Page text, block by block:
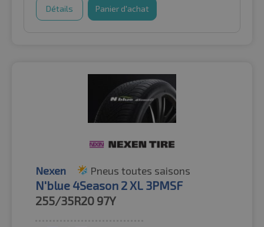
Détails Panier d'achat
Nexen Pneus toutes saisons
N'blue 4Season 2 XL 3PMSF
255/35R20 97Y